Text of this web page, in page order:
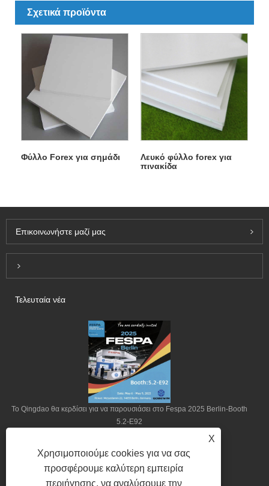
Σχετικά προϊόντα
Φύλλο Forex για σημάδι
Λευκό φύλλο forex για
πινακίδα
Επικοινωνήστε μαζί μας
Inquiry For Pricelist
Τελευταία νέα
Το Qingdao θα κερδίσει για να παρουσιάσει στο Fespa 2025 Berlin-Booth
5.2-E92
X
Χρησιμοποιούμε cookies για να σας
προσφέρουμε καλύτερη εμπειρία
περιήγησης, να αναλύσουμε την